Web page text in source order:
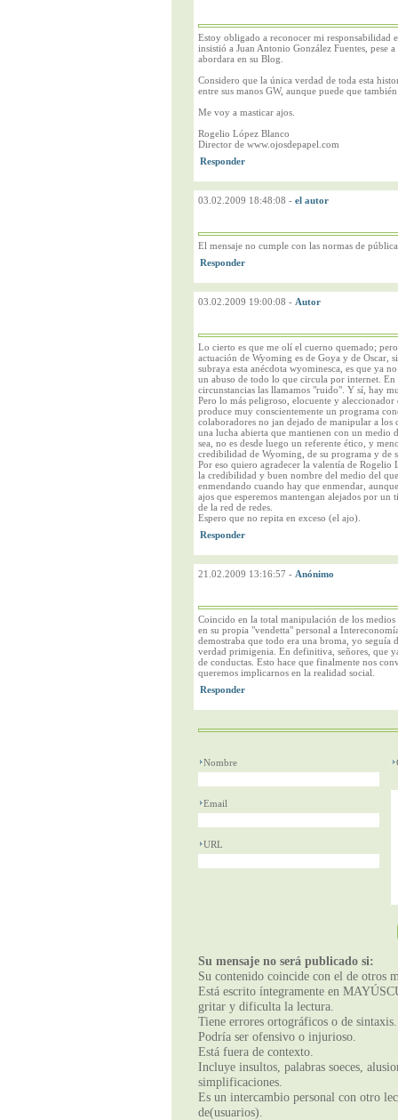
Estoy obligado a reconocer mi responsabilidad
insistió a Juan Antonio González Fuentes, pese
abordara en su Blog.
Considero que la única verdad de toda esta
entre sus manos GW, aunque puede que
Me voy a masticar ajos.
Rogelio López Blanco
Director de www.ojosdepapel.com
03.02.2009 18:48:08 - el autor
El mensaje no cumple con las normas de
03.02.2009 19:00:08 - Autor
Lo cierto es que me olí el cuerno quemado;
actuación de Wyoming es de Goya y de Oscar,
subraya esta anécdota wyominesca, es que ya
un abuso de todo lo que circula por internet.
circunstancias las llamamos "ruido". Y sí, hay
Pero lo más peligroso, elocuente y
produce muy conscientemente un programa
colaboradores no jan dejado de manipular a los
una lucha abierta que mantienen con un medio
sea, no es desde luego un referente ético, y
credibilidad de Wyoming, de su programa y de
Por eso quiero agradecer la valentía de Rogelio
la credibilidad y buen nombre del medio del
enmendando cuando hay que enmendar,
ajos que esperemos mantengan alejados por
de la red de redes.
Espero que no repita en exceso (el ajo).
21.02.2009 13:16:57 - Anónimo
Coincido en la total manipulación de los
en su propia "vendetta" personal a
demostraba que todo era una broma, yo seguía
verdad primigenia. En definitiva, señores, que
de conductas. Esto hace que finalmente nos
queremos implicarnos en la realidad social.
Nombre
Email
URL
Su mensaje no será publicado si:
Su contenido coincide con el de otros
Está escrito íntegramente en
gritar y dificulta la lectura.
Tiene errores ortográficos o de sintaxis.
Podría ser ofensivo o injurioso.
Está fuera de contexto.
Incluye insultos, palabras soeces,
simplificaciones.
Es un intercambio personal con otro
de(usuarios).